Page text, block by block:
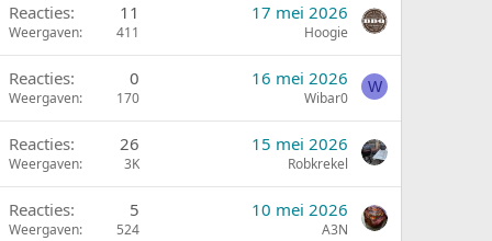
Reacties 11
Weergaven 411
17 mei 2026
Hoogie
Reacties 0
Weergaven 170
16 mei 2026
Wibar0
W
Reacties 26
Weergaven 3K
15 mei 2026
Robkrekel
Reacties 5
Weergaven 524
10 mei 2026
A3N